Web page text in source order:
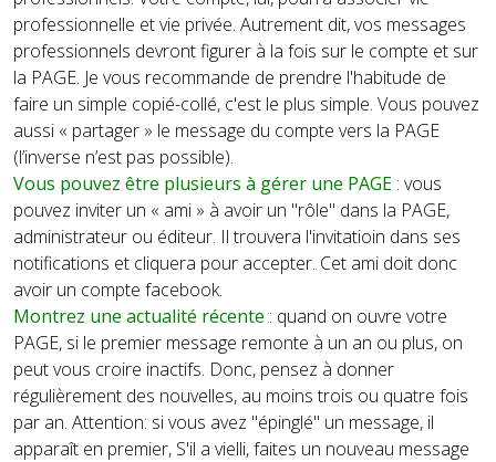
professionnelle et vie privée. Autrement dit, vos messages
professionnels devront figurer à la fois sur le compte et sur
la PAGE. Je vous recommande de prendre l'habitude de
faire un simple copié-collé, c'est le plus simple. Vous pouvez
aussi « partager » le message du compte vers la PAGE
(l’inverse n’est pas possible).
Vous pouvez être plusieurs à gérer une PAGE : vous
pouvez inviter un « ami » à avoir un "rôle" dans la PAGE,
administrateur ou éditeur. Il trouvera l'invitatioin dans ses
notifications et cliquera pour accepter. Cet ami doit donc
avoir un compte facebook.
Montrez une actualité récente : quand on ouvre votre
PAGE, si le premier message remonte à un an ou plus, on
peut vous croire inactifs. Donc, pensez à donner
régulièrement des nouvelles, au moins trois ou quatre fois
par an. Attention: si vous avez "épinglé" un message, il
apparaît en premier, S'il a vielli, faites un nouveau message